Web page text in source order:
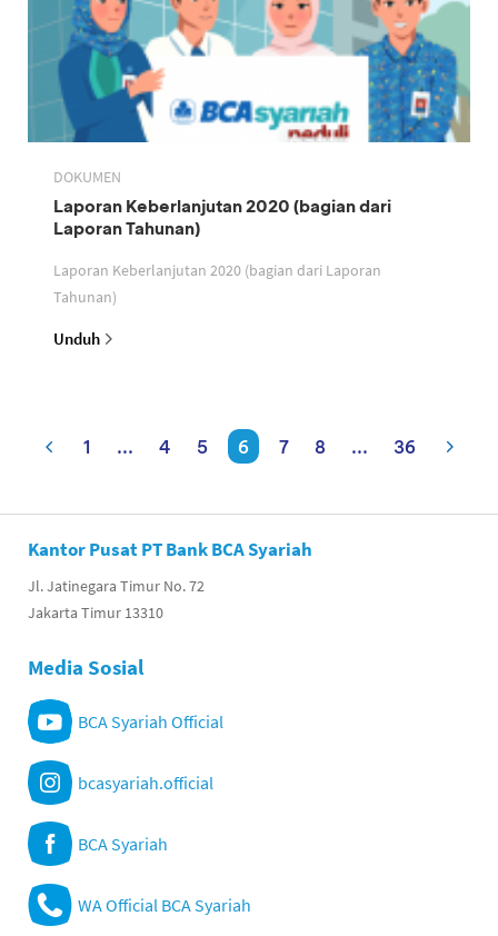
DOKUMEN
Laporan Keberlanjutan 2020 (bagian dari
Laporan Tahunan)
Laporan Keberlanjutan 2020 (bagian dari Laporan
Tahunan)
Unduh
1 ... 4 5 6 7 8 ... 36
Kantor Pusat PT Bank BCA Syariah
Jl. Jatinegara Timur No. 72
Jakarta Timur 13310
Media Sosial
BCA Syariah Official
bcasyariah.official
BCA Syariah
WA Official BCA Syariah